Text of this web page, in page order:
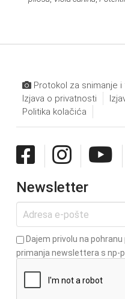
Protokol za snimanje i
Izjava o privatnosti
Politika kolačića
Newsletter
Dajem privolu na
primanja newslettera s np-